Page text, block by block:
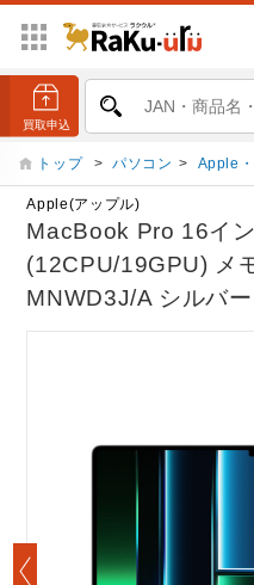
トップ > パソコン > Apple
Apple(アップル)
MacBook Pro 16イ
(12CPU/19GPU) メ
MNWD3J/A シルバー